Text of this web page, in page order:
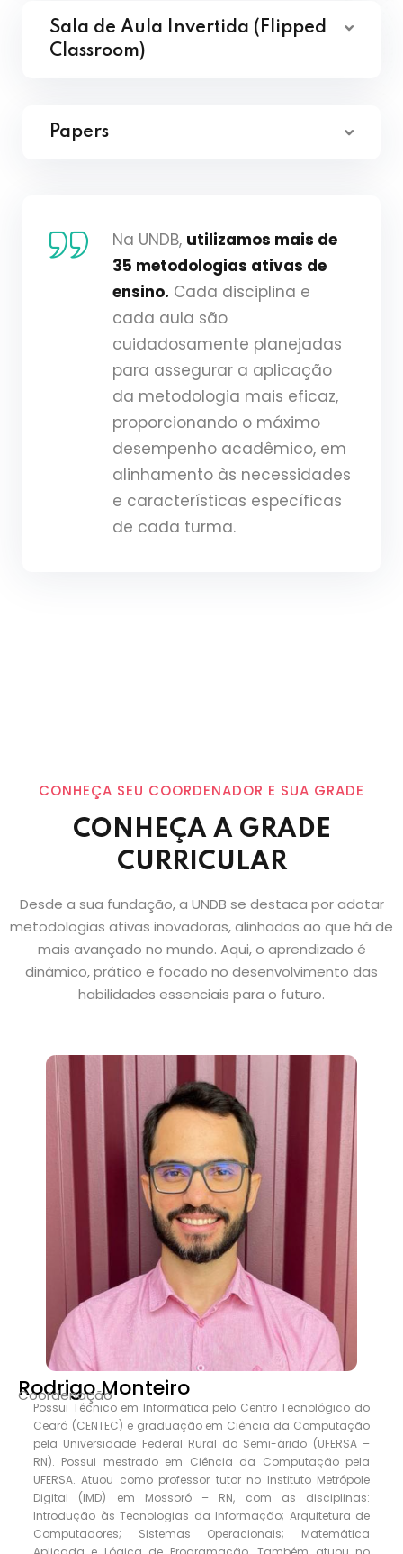
Sala de Aula Invertida (Flipped
Classroom)
Papers
Na UNDB, utilizamos mais de
35 metodologias ativas de
ensino. Cada disciplina e
cada aula são
cuidadosamente planejadas
para assegurar a aplicação
da metodologia mais eficaz,
proporcionando o máximo
desempenho acadêmico, em
alinhamento às necessidades
e características específicas
de cada turma.
CONHEÇA SEU COORDENADOR E SUA GRADE
CONHEÇA A GRADE
CURRICULAR
Desde a sua fundação, a UNDB se destaca por adotar
metodologias ativas inovadoras, alinhadas ao que há de
mais avançado no mundo. Aqui, o aprendizado é
dinâmico, prático e focado no desenvolvimento das
habilidades essenciais para o futuro.
Rodrigo Monteiro
Coordenação
Possui Técnico em Informática pelo Centro Tecnológico do
Ceará (CENTEC) e graduação em Ciência da Computação
pela Universidade Federal Rural do Semi-árido (UFERSA –
RN). Possui mestrado em Ciência da Computação pela
UFERSA. Atuou como professor tutor no Instituto Metrópole
Digital (IMD) em Mossoró – RN, com as disciplinas:
Introdução às Tecnologias da Informação; Arquitetura de
Computadores; Sistemas Operacionais; Matemática